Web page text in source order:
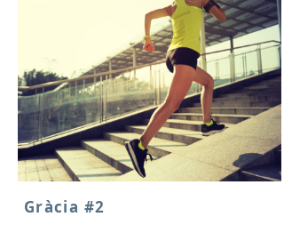
Gràcia #2